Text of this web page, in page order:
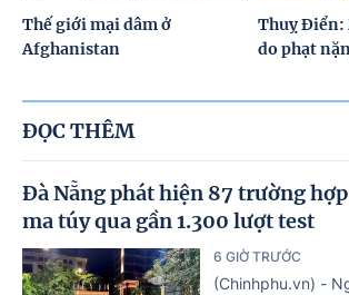
Thế giới mại dâm ở
Afghanistan
Thuỵ Điển:
do phạt
ĐỌC THÊM
Đà Nẵng phát hiện 87 trường
ma túy qua gần 1.300 lượt test
6 GIỜ TRƯỚC
(Chinhphu.vn) -